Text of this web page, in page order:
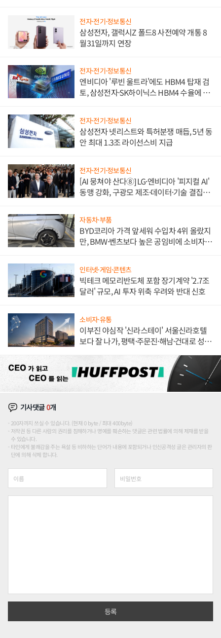
전자·전기·정보통신
삼성전자, 갤럭시Z 폴드8 사전예약 개통 8
월31일까지 연장
전자·전기·정보통신
엔비디아 '루빈 울트라'에도 HBM4 탑재 검
토, 삼성전자·SK하이닉스 HBM4 수율에 주
전자·전기·정보통신
삼성전자 넷리스트와 특허분쟁 매듭, 5년 동
안 최대 1.3조 라이선스비 지급
전자·전기·정보통신
[AI 뭉쳐야 산다⑧] LG·엔비디아 '피지컬 AI'
동맹 강화, 구광모 제조·데이터·기술 결집
자동차·부품
BYD코리아 가격 앞세워 수입차 4위 올랐지
만, BMW·벤츠보다 높은 공임비에 소비자
인터넷·게임·콘텐츠
빅테크 메모리반도체 포함 장기계약 '2.7조
달러' 규모, AI 투자 위축 우려와 반대 신호
소비자·유통
이부진 야심작 '신라스테이' 서울신라호텔
보다 잘 나가, 평택·주문진·해남·건대로 성
기사댓글0개
200자까지 쓰실 수 있습니다. (현재 0 byte / 최대 400byte)
저작권 등 다른 사람의 권리를 침해하거나 명예를 훼손하는 댓글은 관련 법률에 의해 제재를 받을
수 있습니다.
타인에게 불쾌감을 주는 욕설 등 비하하는 단어가 내용에 포함되거나 인신공격성 글은 관리자의 판
단에 의해 삭제 합니다.